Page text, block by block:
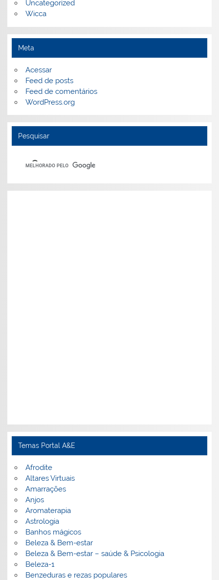
Uncategorized
Wicca
Meta
Acessar
Feed de posts
Feed de comentários
WordPress.org
Pesquisar
Temas Portal A&E
Afrodite
Altares Virtuais
Amarrações
Anjos
Aromaterapia
Astrologia
Banhos mágicos
Beleza & Bem-estar
Beleza & Bem-estar – saúde & Psicologia
Beleza-1
Benzeduras e rezas populares